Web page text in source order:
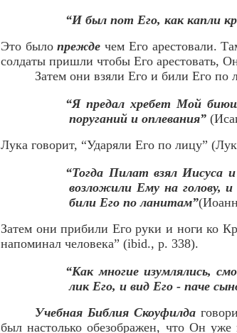
“И был пот Его, как капли
Это былопрежде чем Его арестовали.
солдаты пришли чтобы Его арестовать,
Затем они взяли Его и били Его по
“Я предал хребет Мой
поруганий и оплевания”
Лука говорит, “Ударяли Его по лицу”
“Тогда Пилат взял Иисуса
возложили Ему на голову,
били Его по ланитам”
Затем они прибили Его руки и ноги ко
напоминал человека” (ibid., p. 338).
“Как многие изумлялись,
лик Его, и вид Его - паче
Учебная Библия Скоуфилда
был настолько обезображен, что Он уже